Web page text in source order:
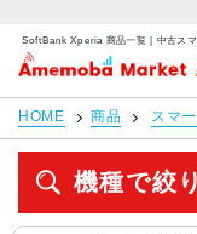
アメモバマーケット
HOME 商品 スマ
機種で絞